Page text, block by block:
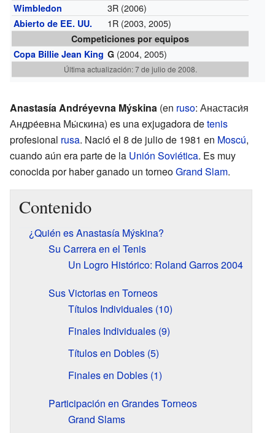
Wimbledon 3R (2006)
Abierto de EE. UU. 1R (2003, 2005)
Competiciones por equipos
Copa Billie Jean King G (2004, 2005)
Última actualización: 7 de julio de 2008.
Anastasía Andréyevna Mýskina (en ruso: Анастаси́я
Андре́евна Мы́скина) es una exjugadora detenis
profesional rusa. Nació el 8 de julio de 1981 en Moscú,
cuando aún era parte de la Unión Soviética. Es muy
conocida por haber ganado un torneoGrand Slam.
Contenido
¿Quién es Anastasía Mýskina?
Su Carrera en el Tenis
Un Logro Histórico: Roland Garros 2004
Sus Victorias en Torneos
Títulos Individuales (10)
Finales Individuales (9)
Títulos en Dobles (5)
Finales en Dobles (1)
Participación en Grandes Torneos
Grand Slams